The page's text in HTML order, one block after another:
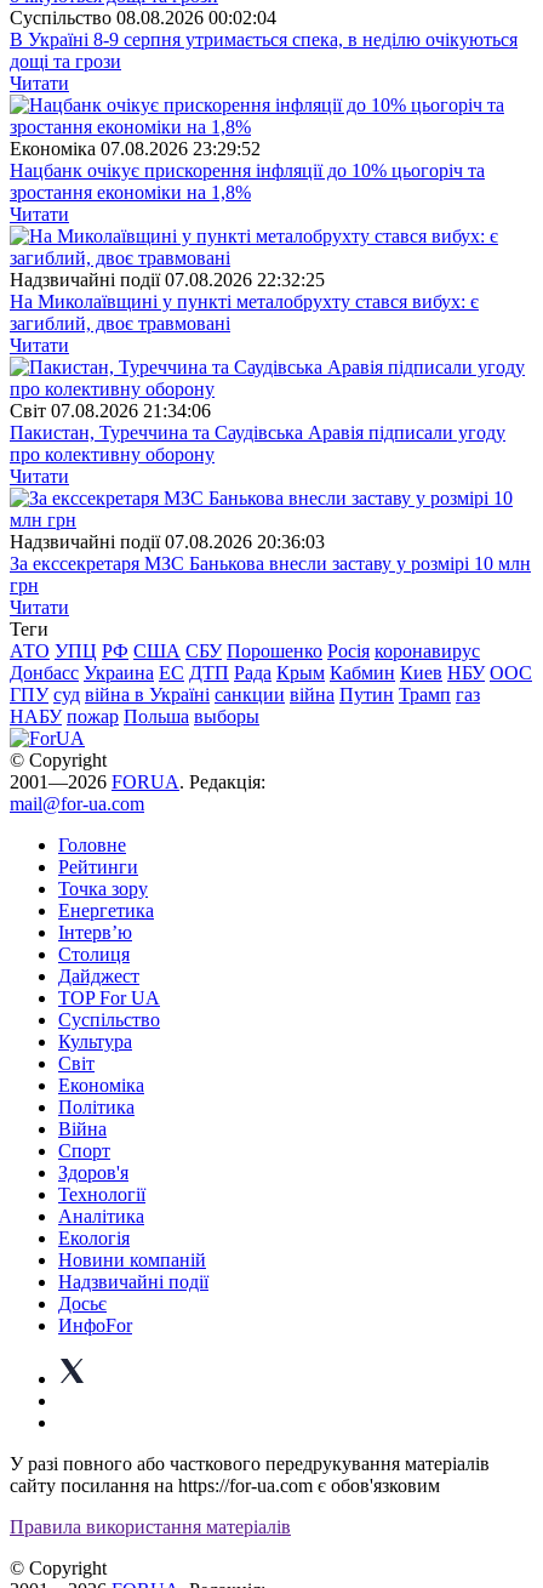
Суспiльство 08.08.2026 00:02:04
В Україні 8-9 серпня утримається спека, в неділю очікуються
дощі та грози
Читати
Економіка 07.08.2026 23:29:52
Нацбанк очікує прискорення інфляції до 10% цьогоріч та
зростання економіки на 1,8%
Читати
Надзвичайні події 07.08.2026 22:32:25
На Миколаївщині у пункті металобрухту стався вибух: є
загиблий, двоє травмовані
Читати
Свiт 07.08.2026 21:34:06
Пакистан, Туреччина та Саудівська Аравія підписали угоду
про колективну оборону
Читати
Надзвичайні події 07.08.2026 20:36:03
За екссекретаря МЗС Банькова внесли заставу у розмірі 10 млн
грн
Читати
Теги
АТО УПЦ РФ США СБУ Порошенко Росія коронавирус
Донбасс Украина ЕС ДТП Рада Крым Кабмин Киев НБУ ООС
ГПУ суд війна в Україні санкции війна Путин Трамп газ
НАБУ пожар Польша выборы
© Copyright
2001—2026 FORUA. Редакція:
mail@for-ua.com
Головне
Рейтинги
Точка зору
Енергетика
Інтерв’ю
Столиця
Дайджест
TOP For UA
Суспiльство
Культура
Світ
Економіка
Політика
Війна
Спорт
Здоров'я
Технології
Аналітика
Екологія
Новини компаній
Надзвичайні події
Досьє
ИнфоFor
У разі повного або часткового передрукування матеріалів
сайту посилання на https://for-ua.com є обов'язковим
Правила використання матеріалів
© Copyright